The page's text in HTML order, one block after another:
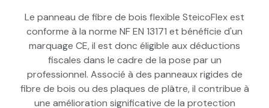
Le panneau de fibre de bois flexible SteicoFlex est
conforme à la norme NF EN 13171 et bénéficie d'un
marquage CE, il est donc éligible aux déductions
fiscales dans le cadre de la pose par un
professionnel. Associé à des panneaux rigides de
fibre de bois ou des plaques de plâtre, il contribue à
une amélioration significative de la protection